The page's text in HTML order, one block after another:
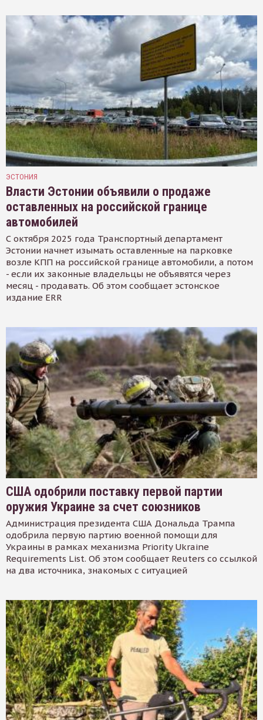
ЭСТОНИЯ
Власти Эстонии объявили о продаже
оставленных на российской границе
автомобилей
С октября 2025 года Транспортный департамент
Эстонии начнет изымать оставленные на парковке
возле КПП на российской границе автомобили, а потом
- если их законные владельцы не объявятся через
месяц - продавать. Об этом сообщает эстонское
издание ERR
США одобрили поставку первой партии
оружия Украине за счет союзников
Администрация президента США Дональда Трампа
одобрила первую партию военной помощи для
Украины в рамках механизма Priority Ukraine
Requirements List. Об этом сообщает Reuters со ссылкой
на два источника, знакомых с ситуацией